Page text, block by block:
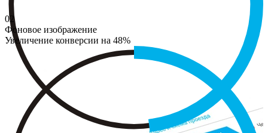
02
Фоновое изображение
Увеличение конверсии на 48%